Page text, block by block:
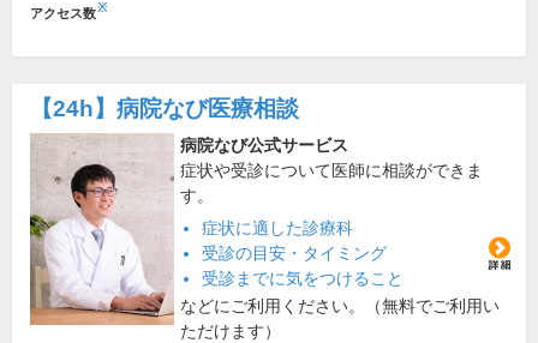
アクセス数※
【24h】 病院なび医療相談
病院なび公式サービス
症状や受診について医師に相談ができま
す。
症状に適した診療科
受診の目安・タイミング
受診までに気をつけること
などにご利用ください。（無料でご利用い
ただけます）